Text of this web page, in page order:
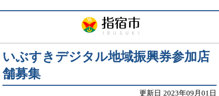
いぶすきデジタル地域振興券参加店
舗募集
更新日 2023年09月01日